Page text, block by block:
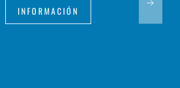
INFORMACIÓN